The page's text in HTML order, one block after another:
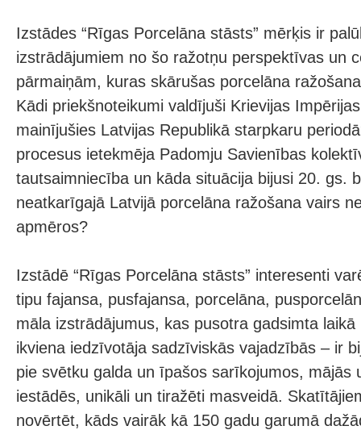
Izstādes “Rīgas Porcelāna stāsts” mērķis ir
izstrādājumiem no šo ražotņu perspektīvas un
pārmaiņām, kuras skārušas porcelāna
Kādi priekšnoteikumi valdījuši Krievijas
mainījušies Latvijas Republikā starpkaru
procesus ietekmēja Padomju Savienības
tautsaimniecība un kāda situācija bijusi 20. gs.
neatkarīgajā Latvijā porcelāna ražošana vairs
apmēros?
Izstādē “Rīgas Porcelāna stāsts” interesenti
tipu fajansa, pusfajansa, porcelāna,
māla izstrādājumus, kas pusotra gadsimta laikā
ikviena iedzīvotāja sadzīviskās vajadzībās – ir
pie svētku galda un īpašos sarīkojumos, mājās
iestādēs, unikāli un tiražēti masveidā.
novērtēt, kāds vairāk kā 150 gadu garumā